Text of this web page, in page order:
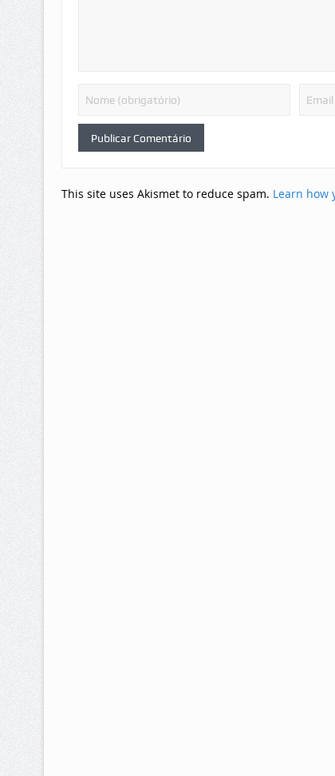
This site uses Akismet to reduce spam. Learn how